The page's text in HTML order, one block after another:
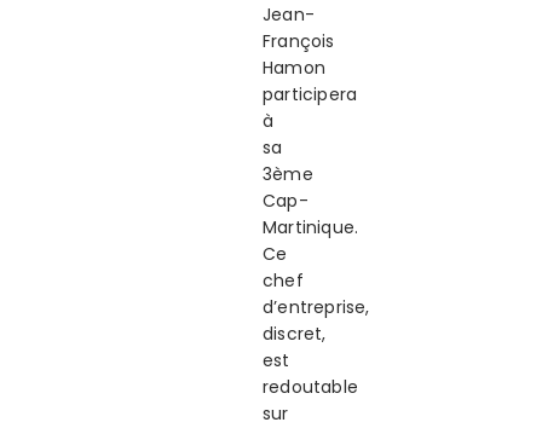
Jean-
François
Hamon
participera
à
sa
3ème
Cap-
Martinique.
Ce
chef
d’entreprise,
discret,
est
redoutable
sur